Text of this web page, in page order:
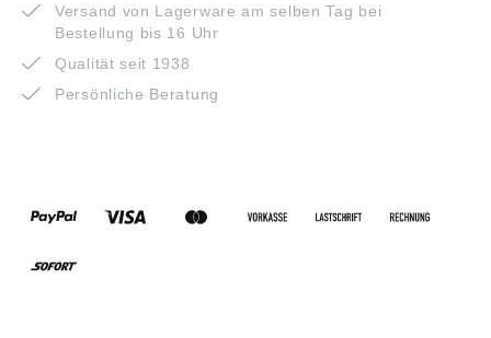
Versand von Lagerware am selben Tag bei
Bestellung bis 16 Uhr
Qualität seit 1938
Persönliche Beratung